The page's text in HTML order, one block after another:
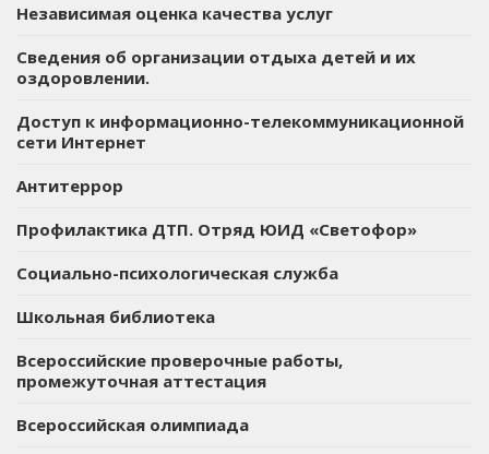
Независимая оценка качества услуг
Сведения об организации отдыха детей и их
оздоровлении.
Доступ к информационно-телекоммуникационной
сети Интернет
Антитеррор
Профилактика ДТП. Отряд ЮИД «Светофор»
Социально-психологическая служба
Школьная библиотека
Всероссийские проверочные работы,
промежуточная аттестация
Всероссийская олимпиада